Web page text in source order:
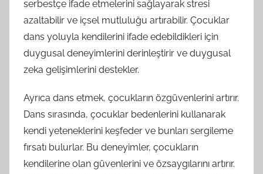
serbestçe ifade etmelerini sağlayarak stresi
azaltabilir ve içsel mutluluğu artırabilir. Çocuklar
dans yoluyla kendilerini ifade edebildikleri için
duygusal deneyimlerini derinleştirir ve duygusal
zeka gelişimlerini destekler.
Ayrıca dans etmek, çocukların özgüvenlerini artırır.
Dans sırasında, çocuklar bedenlerini kullanarak
kendi yeteneklerini keşfeder ve bunları sergileme
fırsatı bulurlar. Bu deneyimler, çocukların
kendilerine olan güvenlerini ve özsaygılarını artırır.